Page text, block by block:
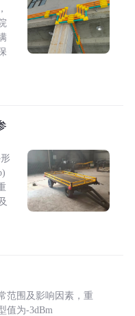
范围及影响因素，重
值为-3dBm